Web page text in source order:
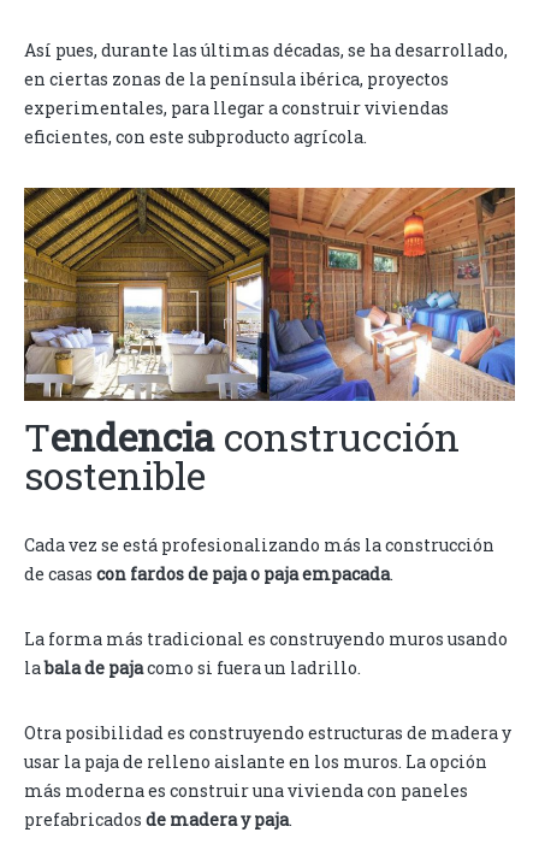
Así pues, durante las últimas décadas, se ha desarrollado,
en ciertas zonas de la península ibérica, proyectos
experimentales, para llegar a construir viviendas
eficientes, con este subproducto agrícola.
Tendenciaconstrucción
sostenible
Cada vez se está profesionalizando más la construcción
de casas con fardos de paja o paja empacada.
La forma más tradicional es construyendo muros usando
labala de pajacomo si fuera un ladrillo.
Otra posibilidad es construyendo estructuras de madera y
usar la paja de relleno aislante en los muros. La opción
más moderna es construir una vivienda con paneles
prefabricados de madera y paja.